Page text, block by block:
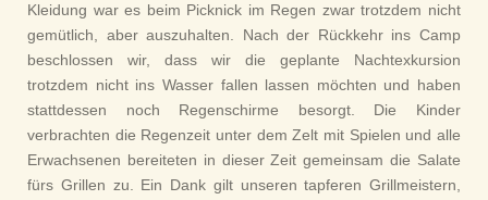
Kleidung war es beim Picknick im Regen zwar trotzdem nicht
gemütlich, aber auszuhalten. Nach der Rückkehr ins Camp
beschlossen wir, dass wir die geplante Nachtexkursion
trotzdem nicht ins Wasser fallen lassen möchten und haben
stattdessen noch Regenschirme besorgt. Die Kinder
verbrachten die Regenzeit unter dem Zelt mit Spielen und alle
Erwachsenen bereiteten in dieser Zeit gemeinsam die Salate
fürs Grillen zu. Ein Dank gilt unseren tapferen Grillmeistern,